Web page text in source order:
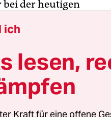
der heutigen
befindlichen
vergangene
kommen frisch aus
ich
lesen,
Kraft für eine offene